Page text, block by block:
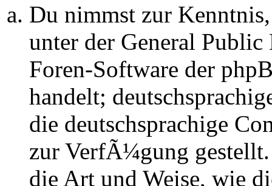
Du nimmst zur
unter der General
Foren-Software der
handelt;
die deutschsprachige
zur VerfÃ¼gung
die Art und Weise, wie